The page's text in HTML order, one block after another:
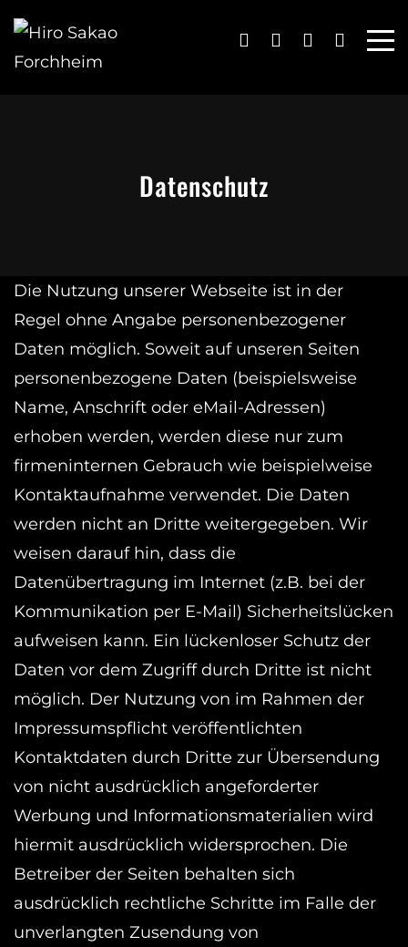
Datenschutz
Die Nutzung unserer Webseite ist in der
Regel ohne Angabe personenbezogener
Daten möglich. Soweit auf unseren Seiten
personenbezogene Daten (beispielsweise
Name, Anschrift oder eMail-Adressen)
erhoben werden, werden diese nur zum
firmeninternen Gebrauch wie beispielweise
Kontaktaufnahme verwendet. Die Daten
werden nicht an Dritte weitergegeben. Wir
weisen darauf hin, dass die
Datenübertragung im Internet (z.B. bei der
Kommunikation per E-Mail) Sicherheitslücken
aufweisen kann. Ein lückenloser Schutz der
Daten vor dem Zugriff durch Dritte ist nicht
möglich. Der Nutzung von im Rahmen der
Impressumspflicht veröffentlichten
Kontaktdaten durch Dritte zur Übersendung
von nicht ausdrücklich angeforderter
Werbung und Informationsmaterialien wird
hiermit ausdrücklich widersprochen. Die
Betreiber der Seiten behalten sich
ausdrücklich rechtliche Schritte im Falle der
unverlangten Zusendung von